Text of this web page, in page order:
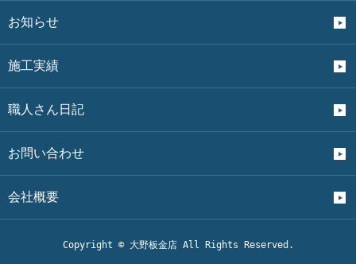
お知らせ
施工実績
職人さん日記
お問い合わせ
会社概要
Copyright © 大野板金店 All Rights Reserved.